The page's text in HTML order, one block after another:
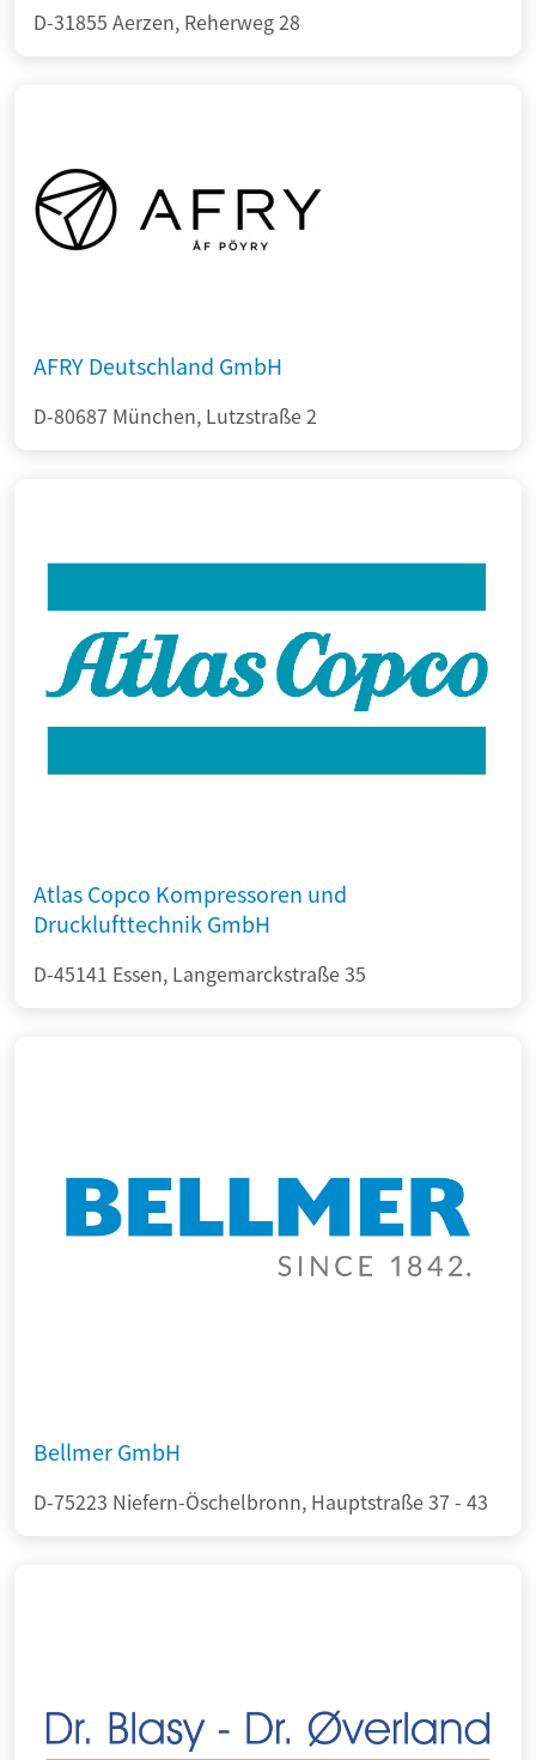
D-31855 Aerzen, Reherweg 28
AFRY Deutschland GmbH
D-80687 München, Lutzstraße 2
Atlas Copco Kompressoren und
Drucklufttechnik GmbH
D-45141 Essen, Langemarckstraße 35
Bellmer GmbH
D-75223 Niefern-Öschelbronn, Hauptstraße 37 - 43